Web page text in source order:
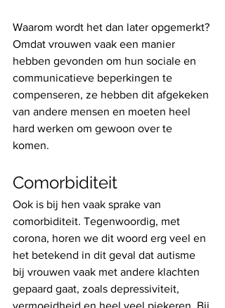
Waarom wordt het dan later opgemerkt?
Omdat vrouwen vaak een manier
hebben gevonden om hun sociale en
communicatieve beperkingen te
compenseren, ze hebben dit afgekeken
van andere mensen en moeten heel
hard werken om gewoon over te
komen.
Comorbiditeit
Ook is bij hen vaak sprake van
comorbiditeit. Tegenwoordig, met
corona, horen we dit woord erg veel en
het betekend in dit geval dat autisme
bij vrouwen vaak met andere klachten
gepaard gaat, zoals depressiviteit,
vermoeidheid en heel veel piekeren. Bij